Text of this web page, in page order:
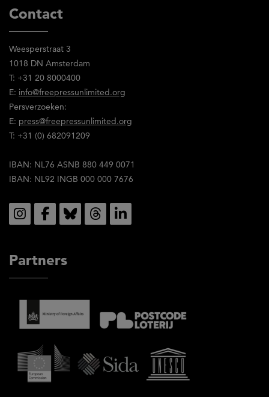
Contact
Weesperstraat 3
1018 DN Amsterdam
T: +31 20 8000400
E: info@freepressunlimited.org
Persverzoeken:
E: press@freepressunlimited.org
T: +31 (0) 682091209
IBAN: NL76 ASNB 880 449 0071
IBAN: NL92 INGB 000 000 7676
Social
Partners
Unlimited
stem
in
met
de
inhoud
ervan.